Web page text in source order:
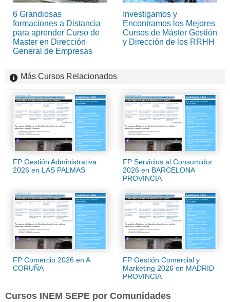
6 Grandiosas
formaciones a Distancia
para aprender Curso de
Master en Dirección
General de Empresas
Investigamos y
Encontramos los Mejores
Cursos de Máster Gestión
y Dirección de los RRHH
Más Cursos Relacionados
FP Gestión Administrativa
2026 en LAS PALMAS
FP Servicios al Consumidor
2026 en BARCELONA
PROVINCIA
FP Comercio 2026 en A
CORUÑA
FP Gestión Comercial y
Marketing 2026 en MADRID
PROVINCIA
Cursos INEM SEPE por Comunidades